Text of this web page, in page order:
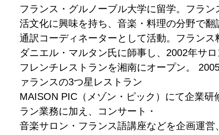
フランス・グルノーブル大学に留学。フラン
活文化に興味を持ち、音楽・料理の分野で翻
通訳コーディネーターとして活動。フランス
ダニエル・マルタン氏に師事し、2002年サ
フレンチレストランを湘南にオープン。
ァランスの3つ星レストラン
MAISON PIC（メゾン・ピック）にて企業研
ラン業務に加え、コンサート・
音楽サロン・フランス語講座などを企画運